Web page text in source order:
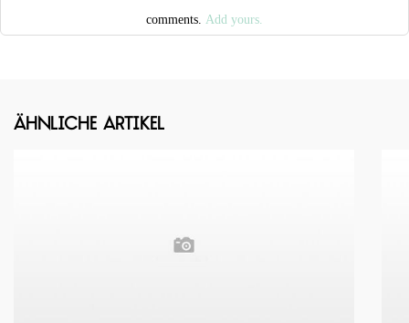
comments. Add yours.
Ähnliche Artikel